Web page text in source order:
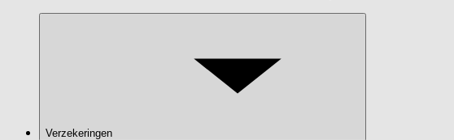
Verzekeringen